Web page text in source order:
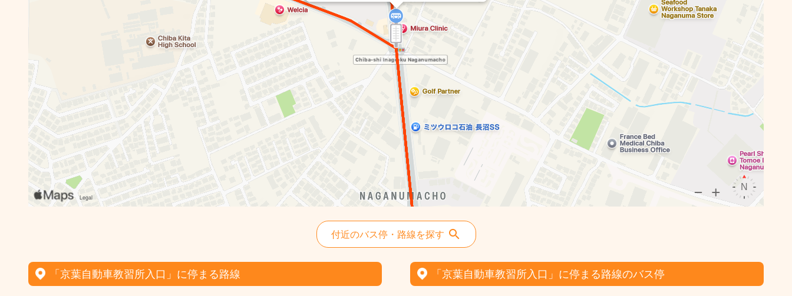
稲12急行 - 京成バス（株）
検21 - 京成バス（株）
稲06 - 京成バス（株）
稲13 - 京成バス（株）
検31 - 京成バス（株）
検23 - 京成バス（株）
稲22 - 京成バス（株）
稲12 - 京成バス（株）
八千13 - 京成バス（株）
検01 - 京成バス（株）
稲海02 - 京成バス（株）
付近のバス停・路線を探す
「京葉自動車教習所入口」に停まる路線 「京葉自動車教習所入口」に停まる路線のバス停